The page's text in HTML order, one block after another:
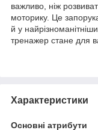
важливо, ніж
моторику. Це
й у
тренажер стане для
Характеристики
Основні атрибути